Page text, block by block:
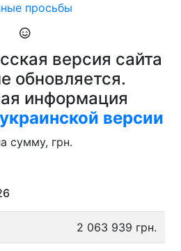
просьбы
версия сайта
обновляется.
информация
украинской версии
сумму, грн.
2 063 939 грн.